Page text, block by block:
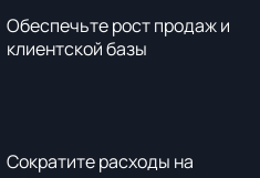
Обеспечьте рост продаж и
клиентской базы
Сократите расходы на